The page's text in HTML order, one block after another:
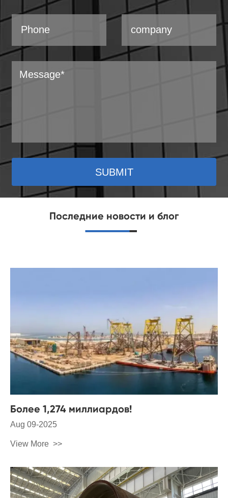
SUBMIT
Последние новости и блог
Более 1,274 миллиардов!
Aug 09-2025
View More